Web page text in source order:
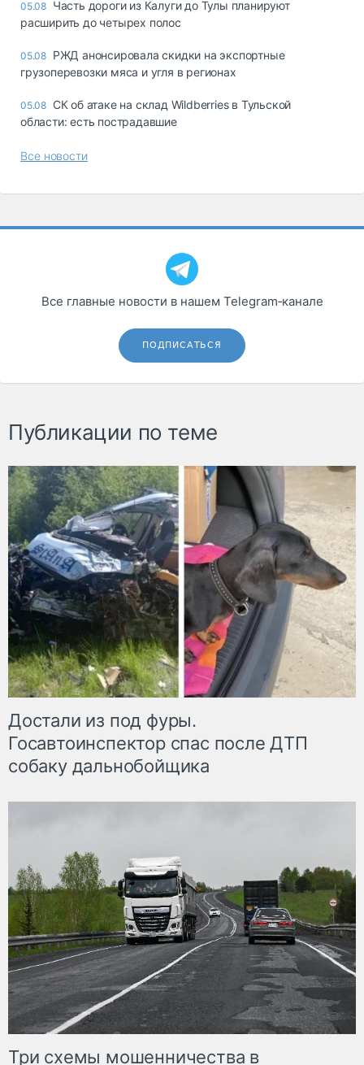
05.08 Часть дороги из Калуги до Тулы планируют
расширить до четырех полос
05.08 РЖД анонсировала скидки на экспортные
грузоперевозки мяса и угля в регионах
05.08 СК об атаке на склад Wildberries в Тульской
области: есть пострадавшие
Все новости
Все главные новости в нашем Telegram‑канале
ПОДПИСАТЬСЯ
Публикации по теме
Достали из под фуры.
Госавтоинспектор спас после ДТП
собаку дальнобойщика
Три схемы мошенничества в